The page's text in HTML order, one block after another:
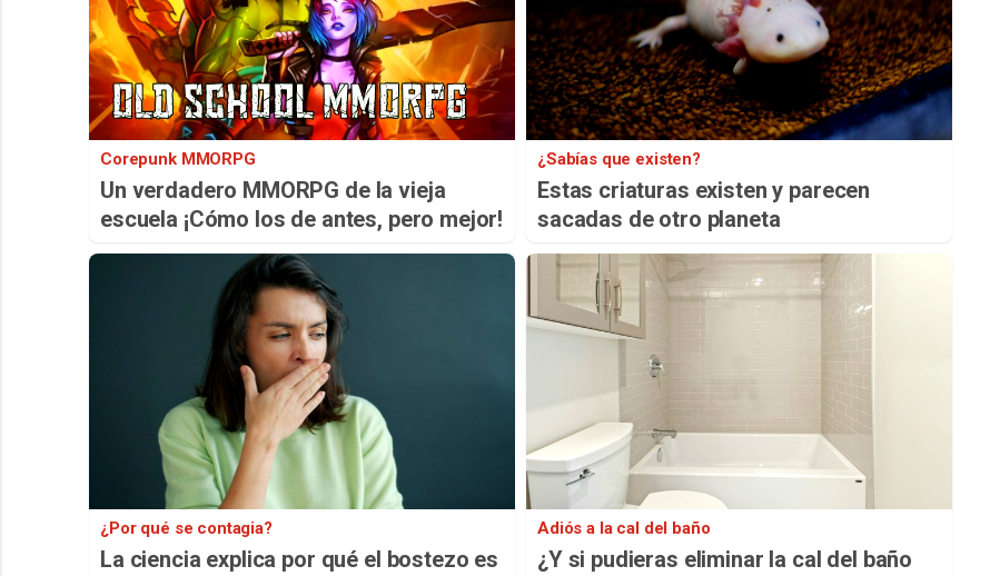
Corepunk MMORPG
Un verdadero MMORPG de la vieja
escuela ¡Cómo los de antes, pero mejor!
¿Sabías que existen?
Estas criaturas existen y parecen
sacadas de otro planeta
¿Por qué se contagia?
La ciencia explica por qué el bostezo es
Adiós a la cal del baño
¿Y si pudieras eliminar la cal del baño